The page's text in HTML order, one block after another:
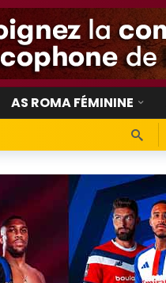
AS ROMA FÉMININE